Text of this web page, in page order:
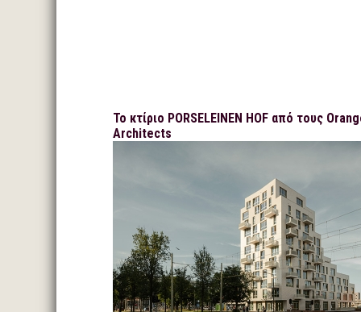
Το κτίριο PORSELEINEN HOF από τους
Architects